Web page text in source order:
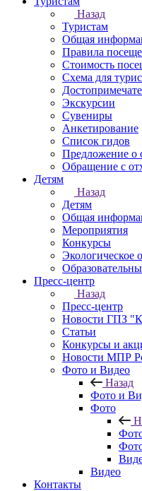
Назад
Туристам
Общая
Правила
Стоимость
Схема для
Экскурсии
Сувениры
Анкетирование
Список гидов
Предложение о
Обращение с
Детям
Назад
Детям
Общая
Мероприятия
Конкурсы
Экологическое
Пресс-центр
Назад
Пресс-центр
Новости ГПЗ
Статьи
Конкурсы и
Новости МПР
Фото и Видео
Назад
Фото и
Фото
Видео
Контакты